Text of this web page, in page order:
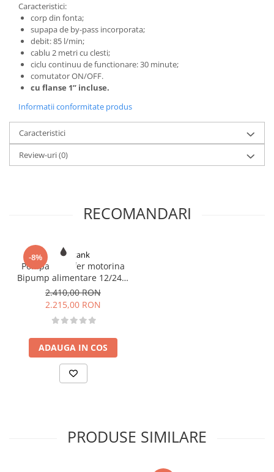
Caracteristici:
corp din fonta;
supapa de by-pass incorporata;
debit: 85 l/min;
cablu 2 metri cu clesti;
ciclu continuu de functionare: 30 minute;
comutator ON/OFF.
cu flanse 1” incluse.
Informatii conformitate produs
Caracteristici
Review-uri(0)
RECOMANDARI
-8% Romtank
Pompa transfer motorina
Bipump alimentare 12/24V,
85l/min
2.410,00 RON
2.215,00 RON
ADAUGA IN COS
PRODUSE SIMILARE